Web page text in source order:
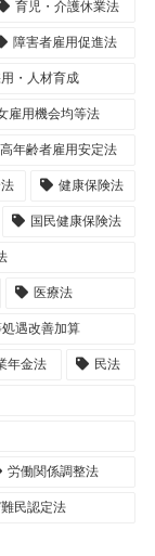
育児・介護休業法
障害者雇用促進法
・人材育成
雇用機会均等法
高年齢者雇用安定法
健康保険法
国民健康保険法
医療法
遇改善加算
年金法 民法
労働関係調整法
民認定法